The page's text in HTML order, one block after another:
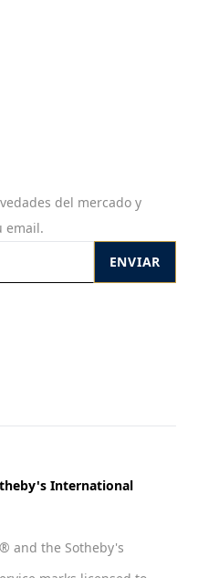
del mercado y
email.
ENVIAR
International
and the Sotheby's